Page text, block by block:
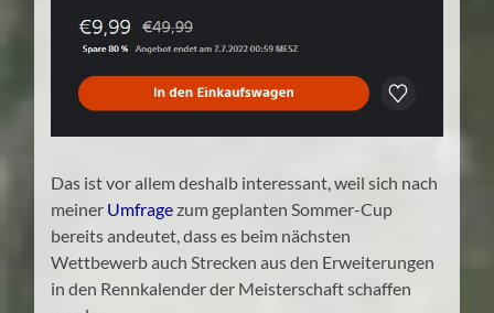
Das ist vor allem deshalb interessant, weil sich nach
meiner Umfragezum geplanten Sommer-Cup
bereits andeutet, dass es beim nächsten
Wettbewerb auch Strecken aus den Erweiterungen
in den Rennkalender der Meisterschaft schaffen